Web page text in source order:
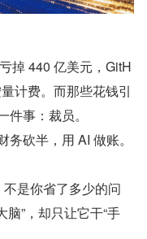
掉 440 亿美元，GitH
计费。而那些花钱引
事：裁员。
砍半，用 AI 做账。
是你省了多少的问
”，却只让它干“手